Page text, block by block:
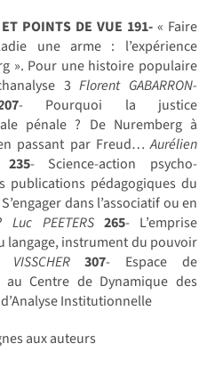
POINTS DE VUE 191- « Faire
une arme : l’expérience
». Pour une histoire populaire
3Florent GABARRON-
07- Pourquoi la justice
pénale ? De Nuremberg à
passant par Freud…Aurélien
235- Science-action psycho-
publications pédagogiques du
dans l’associatif ou en
Luc PEETERS 265- L’emprise
langage, instrument du pouvoir
307- Espace de
au Centre de Dynamique des
Institutionnelle
aux auteurs